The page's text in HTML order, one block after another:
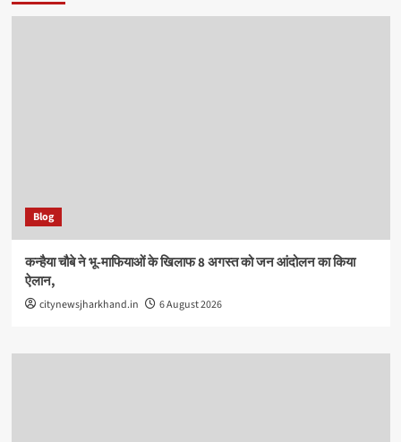
Blog
कन्हैया चौबे ने भू-माफियाओं के खिलाफ 8 अगस्त को जन आंदोलन का किया
ऐलान,
citynewsjharkhand.in 6 August 2026